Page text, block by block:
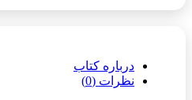
درباره کتاب
نظرات (0)